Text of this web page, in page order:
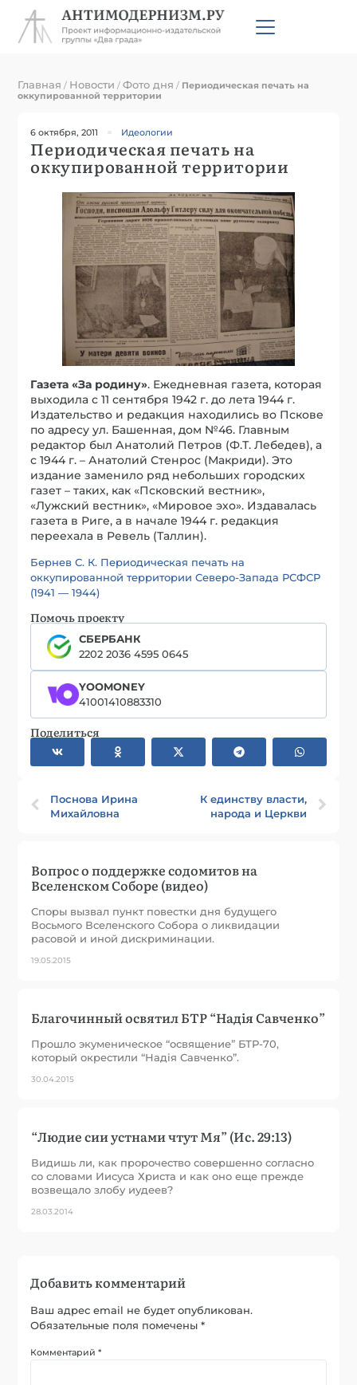
Главная / Новости /Фото дня / Периодическая печать на
оккупированной территории
6 октября, 2011 Идеологии
Периодическая печать на
оккупированной территории
Газета «За родину». Ежедневная газета, которая
выходила с 11 сентября 1942 г. до лета 1944 г.
Издательство и редакция находились во Пскове
по адресу ул. Башенная, дом №46. Главным
редактор был Анатолий Петров (Ф.Т. Лебедев), а
с 1944 г. – Анатолий Стенрос (Макриди). Это
издание заменило ряд небольших городских
газет – таких, как «Псковский вестник»,
«Лужский вестник», «Мировое эхо». Издавалась
газета в Риге, а в начале 1944 г. редакция
переехала в Ревель (Таллин).
Бернев С. К. Периодическая печать на
оккупированной территории Cеверо-Запада РСФСР
(1941 — 1944)
Помочь проекту
СБЕРБАНК
2202 2036 4595 0645
YOOMONEY
41001410883310
Поделиться
Поснова Ирина
Михайловна
К единству власти,
народа и Церкви
Вопрос о поддержке содомитов на
Вселенском Соборе (видео)
Споры вызвал пункт повестки дня будущего
Восьмого Вселенского Собора о ликвидации
расовой и иной дискриминации.
19.05.2015
Благочинный освятил БТР “Надія Савченко”
Прошло экуменическое “освящение” БТР-70,
который окрестили “Надія Савченко”.
30.04.2015
“Людие сии устнами чтут Мя” (Ис. 29:13)
Видишь ли, как пророчество совершенно согласно
со словами Иисуса Христа и как оно еще прежде
возвещало злобу иудеев?
28.03.2014
Добавить комментарий
Ваш адрес email не будет опубликован.
Обязательные поля помечены*
Комментарий*